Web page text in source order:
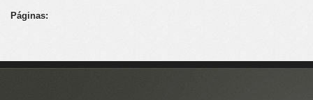
Páginas: